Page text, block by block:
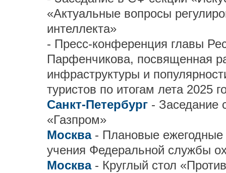
«Актуальные вопросы
интеллекта»
- Пресс-конференция главы
Парфенчикова, посвященная
инфраструктуры и
туристов по итогам лета 2025
Санкт-Петербург - Заседание
«Газпром»
Москва - Плановые ежегодные
учения Федеральной службы
Москва - Круглый стол